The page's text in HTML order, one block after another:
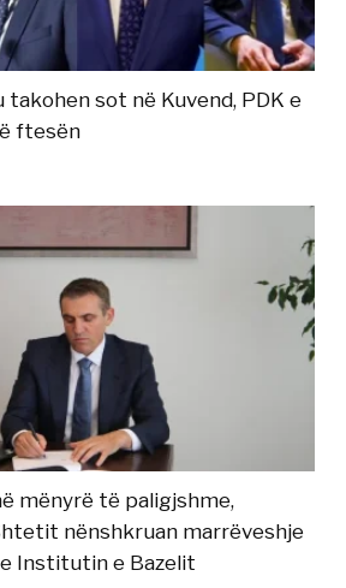
sot në Kuvend, PDK e
ftesën
mënyrë të paligjshme,
nënshkruan marrëveshje
Institutin e Bazelit